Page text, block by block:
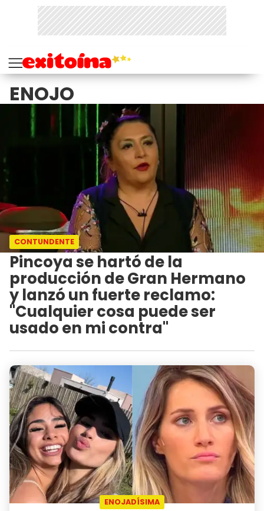
ENOJO
CONTUNDENTE
Pincoya se hartó de la
producción de Gran Hermano
y lanzó un fuerte reclamo:
"Cualquier cosa puede ser
usado en mi contra"
ENOJADÍSIMA